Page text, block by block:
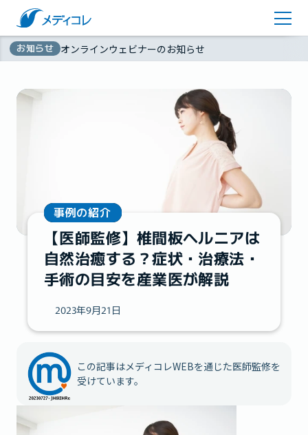
お知らせ オンラインウェビナーのお知らせ
お問い合わせ
無
料 資料ダウンロード
事例の紹介
【医師監修】椎間板ヘルニアは
自然治癒する？症状・治療法・
手術の目安を産業医が解説
2023年9月21日
この記事はメディコレWEBを通じた医師監修を
受けています。